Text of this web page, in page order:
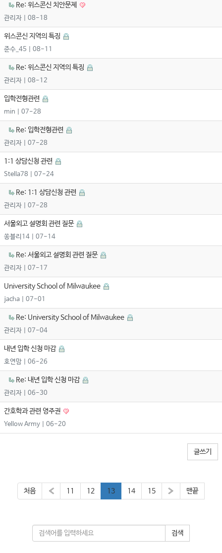
Re: 위스콘신 치안문제
관리자 | 08-18
위스콘신 지역의 특징
준수_45 | 08-11
Re: 위스콘신 지역의 특징
관리자 | 08-12
입학전형관련
min | 07-28
Re: 입학전형관련
관리자 | 07-28
1:1 상담신청 관련
Stella78 | 07-24
Re: 1:1 상담신청 관련
관리자 | 07-28
서울외고 설명회 관련 질문
쏭블리14 | 07-14
Re: 서울외고 설명회 관련 질문
관리자 | 07-17
University School of Milwaukee
jacha | 07-01
Re: University School of Milwaukee
관리자 | 07-04
내년 입학 신청 마감
호연맘 | 06-26
Re: 내년 입학 신청 마감
관리자 | 06-30
간호학과 관련 영주권
Yellow Army | 06-20
글쓰기
처음 « 11 12 13 14 15 » 맨끝
검색